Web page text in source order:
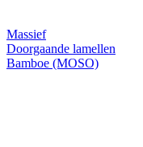
Massief
Doorgaande lamellen
Bamboe (MOSO)